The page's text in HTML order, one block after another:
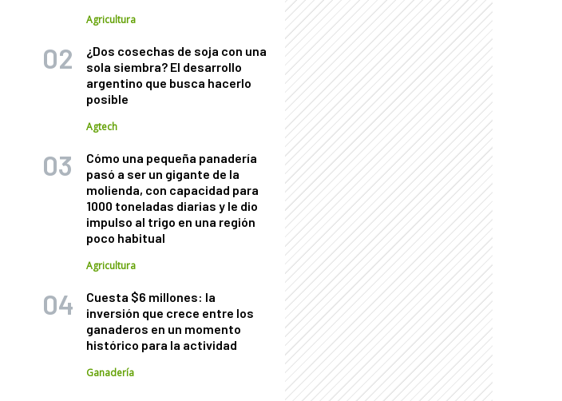
Agricultura
¿Dos cosechas de soja con una
sola siembra? El desarrollo
argentino que busca hacerlo
posible
Agtech
Cómo una pequeña panadería
pasó a ser un gigante de la
molienda, con capacidad para
1000 toneladas diarias y le dio
impulso al trigo en una región
poco habitual
Agricultura
Cuesta $6 millones: la
inversión que crece entre los
ganaderos en un momento
histórico para la actividad
Ganadería